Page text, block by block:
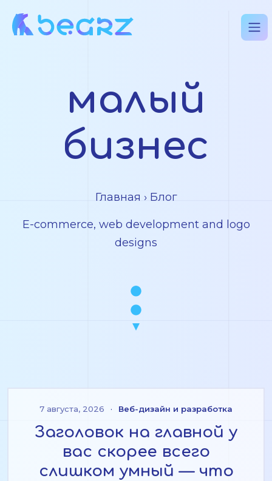
малый
бизнес
Главная › Блог
E-commerce, web development and logo
designs
7 августа, 2026 · Веб-дизайн и разработка
Заголовок на главной у
вас скорее всего
слишком умный — что